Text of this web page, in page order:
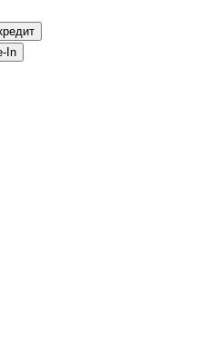
In